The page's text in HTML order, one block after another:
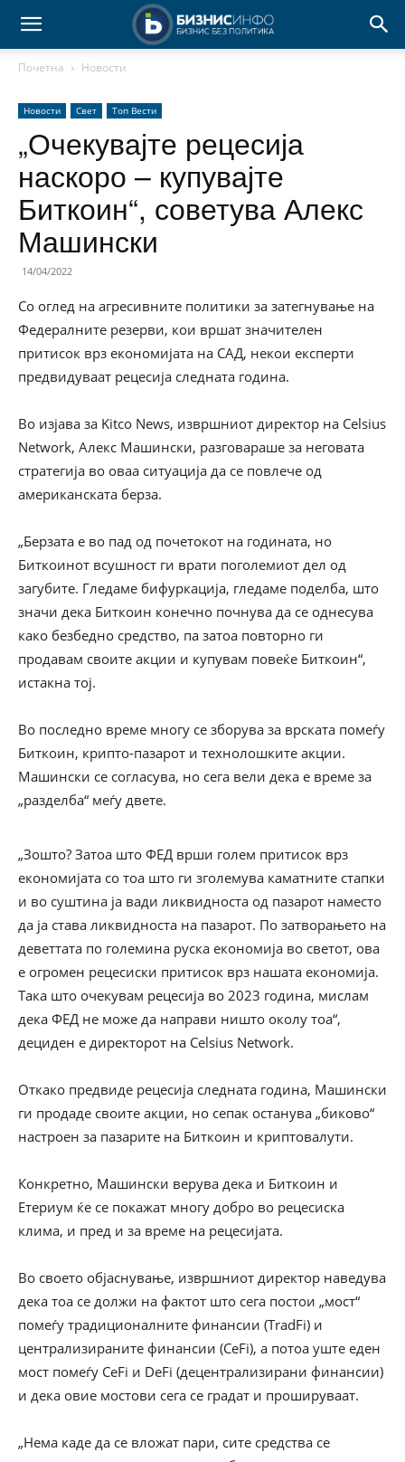
Почетна Новости
Новости Свет Топ Вести
„Очекувајте рецесија
наскоро – купувајте
Биткоин“, советува Алекс
Машински
14/04/2022
Со оглед на агресивните политики за затегнување на
Федералните резерви, кои вршат значителен
притисок врз економијата на САД, некои експерти
предвидуваат рецесија следната година.
Во изјава за Kitco News, извршниот директор на Celsius
Network, Алекс Машински, разговараше за неговата
стратегија во оваа ситуација да се повлече од
американската берза.
„Берзата е во пад од почетокот на годината, но
Биткоинот всушност ги врати поголемиот дел од
загубите. Гледаме бифуркација, гледаме поделба, што
значи дека Биткоин конечно почнува да се однесува
како безбедно средство, па затоа повторно ги
продавам своите акции и купувам повеќе Биткоин“,
истакна тој.
Во последно време многу се зборува за врската помеѓу
Биткоин, крипто-пазарот и технолошките акции.
Машински се согласува, но сега вели дека е време за
„разделба“ меѓу двете.
„Зошто? Затоа што ФЕД врши голем притисок врз
економијата со тоа што ги зголемува каматните стапки
и во суштина ја вади ликвидноста од пазарот наместо
да ја става ликвидноста на пазарот. По затворањето на
деветтата по големина руска економија во светот, ова
е огромен рецесиски притисок врз нашата економија.
Така што очекувам рецесија во 2023 година, мислам
дека ФЕД не може да направи ништо околу тоа“,
дециден е директорот на Celsius Network.
Откако предвиде рецесија следната година, Машински
ги продаде своите акции, но сепак останува „биково“
настроен за пазарите на Биткоин и криптовалути.
Конкретно, Машински верува дека и Биткоин и
Етериум ќе се покажат многу добро во рецесиска
клима, и пред и за време на рецесијата.
Во своето објаснување, извршниот директор наведува
дека тоа се должи на фактот што сега постои „мост“
помеѓу традиционалните финансии (TradFi) и
централизираните финансии (CeFi), а потоа уште еден
мост помеѓу CeFi и DeFi (децентрализирани финансии)
и дека овие мостови сега се градат и прошируваат.
„Нема каде да се вложат пари, сите средства се